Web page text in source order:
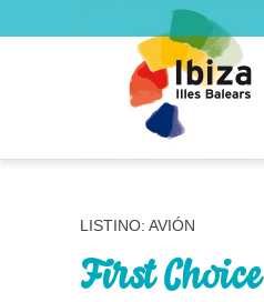
LISTINO: AVIÓN
First Choice